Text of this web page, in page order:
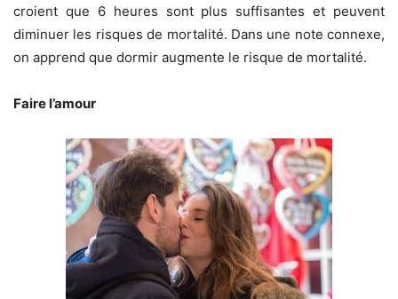
croient que 6 heures sont plus suffisantes et peuvent
diminuer les risques de mortalité. Dans une note connexe,
on apprend que dormir augmente le risque de mortalité.
Faire l’amour